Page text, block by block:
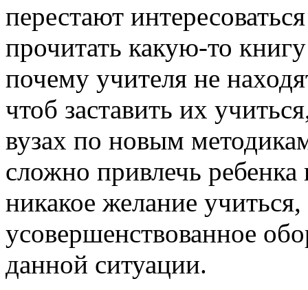
перестают
прочитать какую-то
почему учителя не
чтоб заставить их
вузах по новым
сложно привлечь
никакое желание
усовершенствованное
данной ситуации.